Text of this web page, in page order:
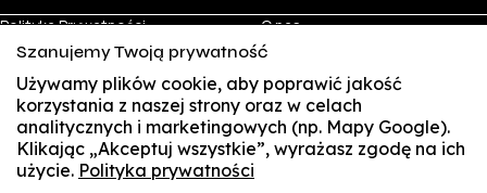
Polityka Prywatności
RODO
Identyfikacja wizualna
O nas
Rekrutacja
Studia
Kontakt
Biznes
Wynajem sal
Targi pracy
Student
Multis Multum
Szanujemy Twoją prywatność
Używamy plików cookie, aby poprawić jakość
korzystania z naszej strony oraz w celach
analitycznych i marketingowych (np. Mapy Google).
Klikając „Akceptuj wszystkie”, wyrażasz zgodę na ich
użycie. Polityka prywatności